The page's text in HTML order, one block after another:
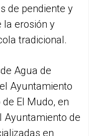
de pendiente y
la erosión y
tradicional.
Agua de
Ayuntamiento
El Mudo, en
Ayuntamiento de
en